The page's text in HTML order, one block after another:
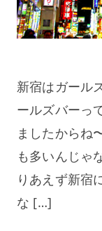
新宿はガール
ールズバーっ
ましたからね
も多いんじゃ
りあえず新宿
な […]